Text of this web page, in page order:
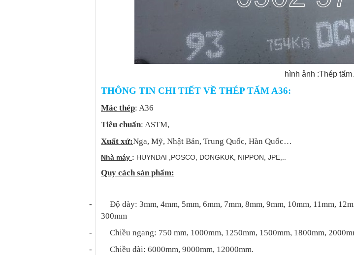
hình ảnh :Thép
THÔNG TIN CHI TIẾT VỀ THÉP TẤM A36:
Mác thép: A36
Tiêu chuẩn: ASTM,
Xuất xứ:Nga, Mỹ, Nhật Bản, Trung Quốc, Hàn Quốc…
Nhà máy : HUYNDAI ,POSCO, DONGKUK, NIPPON, JPE,..
Quy cách sản phẩm:
- Độ dày: 3mm, 4mm, 5mm, 6mm, 7mm, 8mm, 9mm, 10mm, 11mm,
300mm
- Chiều ngang: 750 mm, 1000mm, 1250mm, 1500mm, 1800mm,
- Chiều dài: 6000mm, 9000mm, 12000mm.